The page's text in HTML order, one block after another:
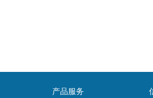
产品服务